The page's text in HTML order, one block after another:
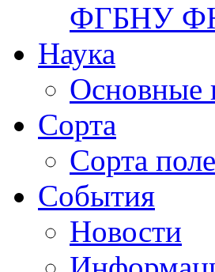
ФГБНУ
Наука
Основные
Сорта
Сорта
События
Новости